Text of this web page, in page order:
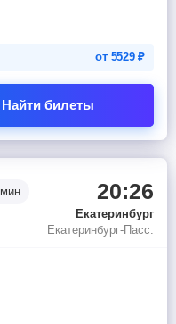
от 5529₽
Найти билеты
мин 20:26
Екатеринбург
Екатеринбург-Пасс.